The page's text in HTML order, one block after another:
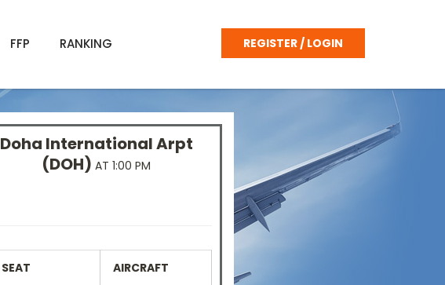
FFP RANKING REGISTER / LOGIN
Doha International Arpt
(DOH) AT 1:00 PM
SEAT AIRCRAFT